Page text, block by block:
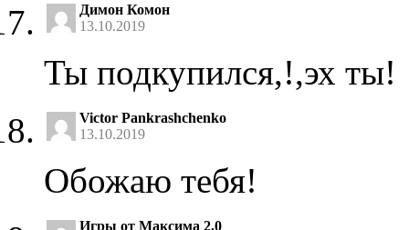
Димон Комон
13.10.2019
Ты подкупился,!,эх ты!
Victor Pankrashchenko
13.10.2019
Обожаю тебя!
Игры от Максима 2.0